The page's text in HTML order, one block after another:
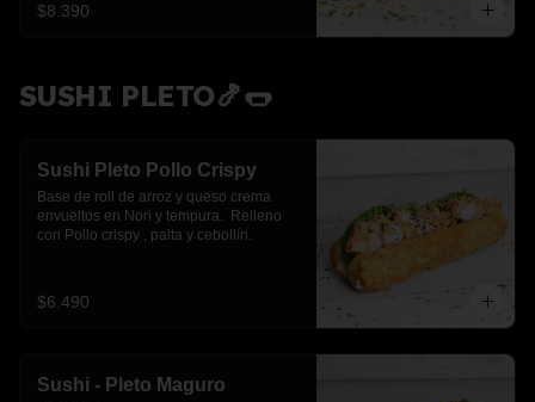
$8.390
SUSHI PLETO🍤🌭
Sushi Pleto Pollo Crispy
Base de roll de arroz y queso crema
envueltos en Nori y tempura.  Relleno
con Pollo crispy , palta y cebollín.
$6.490
Sushi - Pleto Maguro